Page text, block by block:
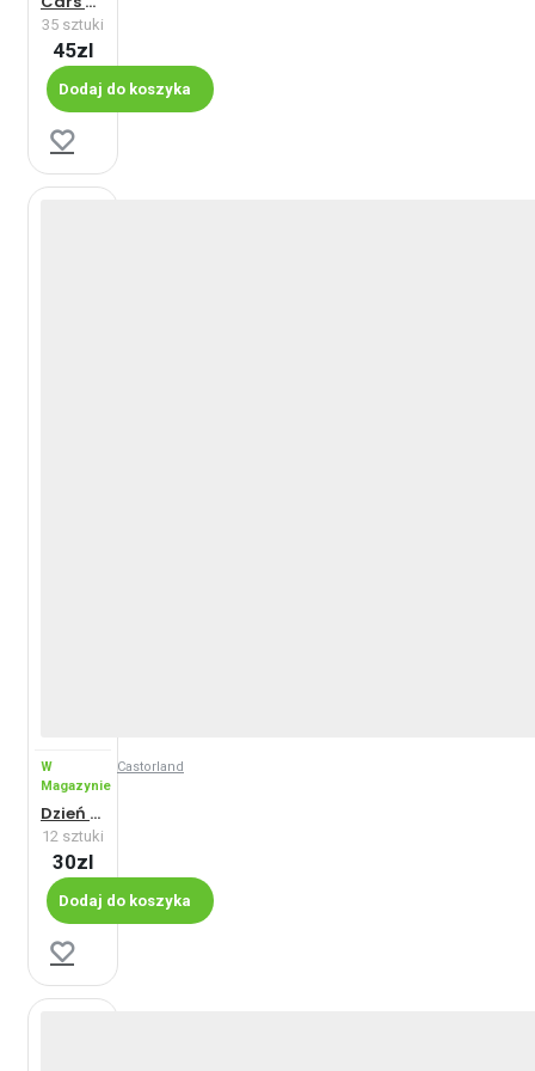
35 sztuki
45zl
Dodaj do koszyka
W
Magazynie
Castorland
Dzień w porcie - Maxi
12 sztuki
30zl
Dodaj do koszyka